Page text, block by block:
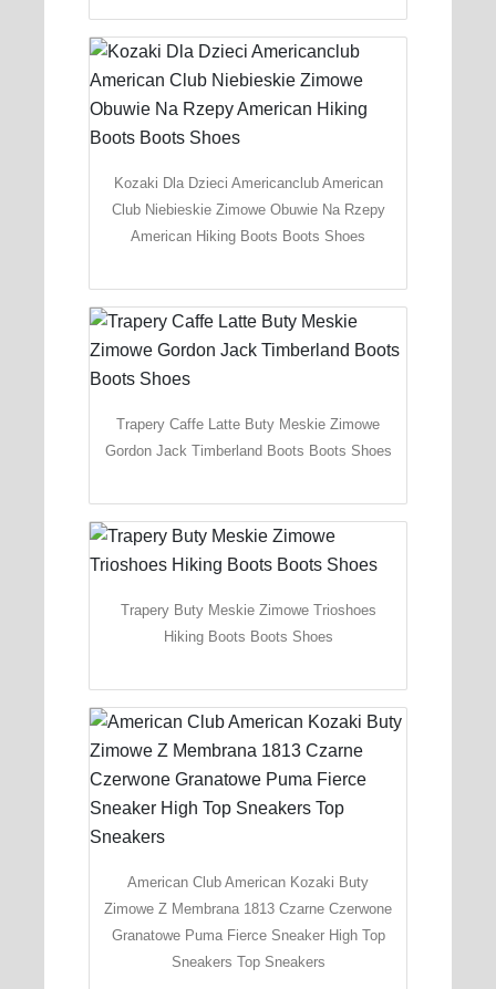
Kozaki Dla Dzieci Americanclub American
Club Niebieskie Zimowe Obuwie Na Rzepy
American Hiking Boots Boots Shoes
Trapery Caffe Latte Buty Meskie Zimowe
Gordon Jack Timberland Boots Boots Shoes
Trapery Buty Meskie Zimowe Trioshoes
Hiking Boots Boots Shoes
American Club American Kozaki Buty
Zimowe Z Membrana 1813 Czarne Czerwone
Granatowe Puma Fierce Sneaker High Top
Sneakers Top Sneakers